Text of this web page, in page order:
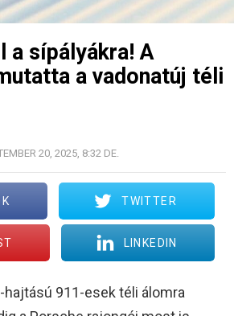
a sípályákra! A
a vadonatúj téli
20, 2025, 8:32 DE.
TWITTER
LINKEDIN
911-esek téli álomra